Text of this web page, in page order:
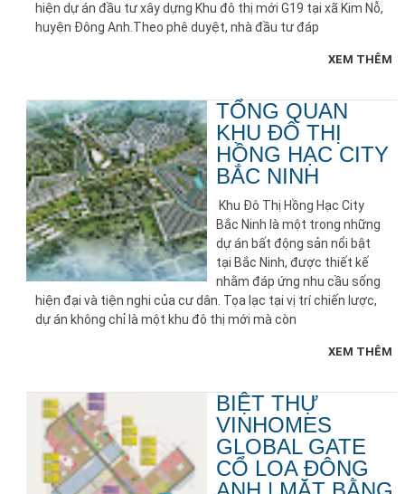
hiện dự án đầu tư xây dựng Khu đô thị mới G19 tại xã Kim Nỗ,
huyện Đông Anh.Theo phê duyệt, nhà đầu tư đáp
XEM THÊM
TỔNG QUAN
KHU ĐÔ THỊ
HỒNG HẠC CITY
BẮC NINH
Khu Đô Thị Hồng Hạc City
Bắc Ninh là một trong những
dự án bất động sản nổi bật
tại Bắc Ninh, được thiết kế
nhằm đáp ứng nhu cầu sống
hiện đại và tiện nghi của cư dân. Tọa lạc tại vị trí chiến lược,
dự án không chỉ là một khu đô thị mới mà còn
XEM THÊM
BIỆT THỰ
VINHOMES
GLOBAL GATE
CỔ LOA ĐÔNG